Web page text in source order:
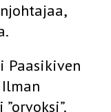
Paasikiven